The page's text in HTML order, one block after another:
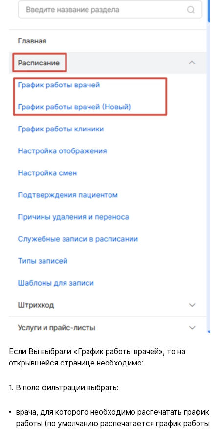
Если Вы выбрали «График работы врачей», то на
открывшейся странице необходимо:
1. В поле фильтрации выбрать:
врача, для которого необходимо распечатать график
работы (по умолчанию распечатается график работы